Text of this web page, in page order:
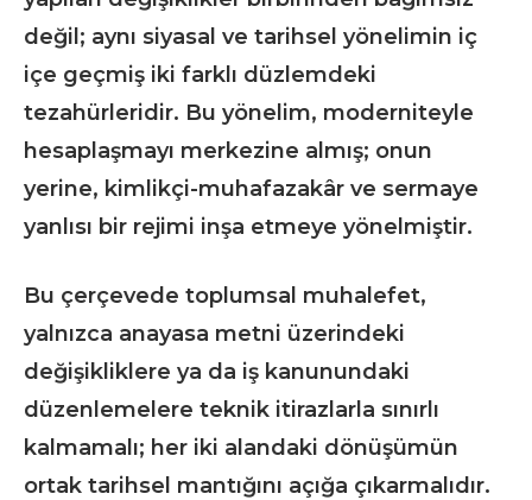
değil; aynı siyasal ve tarihsel yönelimin iç
içe geçmiş iki farklı düzlemdeki
tezahürleridir. Bu yönelim, moderniteyle
hesaplaşmayı merkezine almış; onun
yerine, kimlikçi-muhafazakâr ve sermaye
yanlısı bir rejimi inşa etmeye yönelmiştir.
Bu çerçevede toplumsal muhalefet,
yalnızca anayasa metni üzerindeki
değişikliklere ya da iş kanunundaki
düzenlemelere teknik itirazlarla sınırlı
kalmamalı; her iki alandaki dönüşümün
ortak tarihsel mantığını açığa çıkarmalıdır.